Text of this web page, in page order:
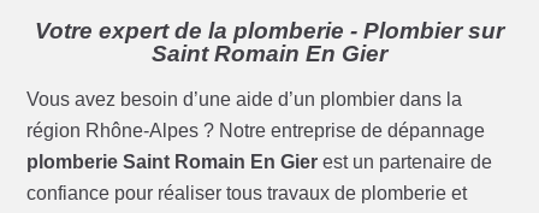
Votre expert de la plomberie - Plombier sur
Saint Romain En Gier
Vous avez besoin d’une aide d’un plombier dans la
région Rhône-Alpes ? Notre entreprise de dépannage
plomberie Saint Romain En Gier est un partenaire de
confiance pour réaliser tous travaux de plomberie et